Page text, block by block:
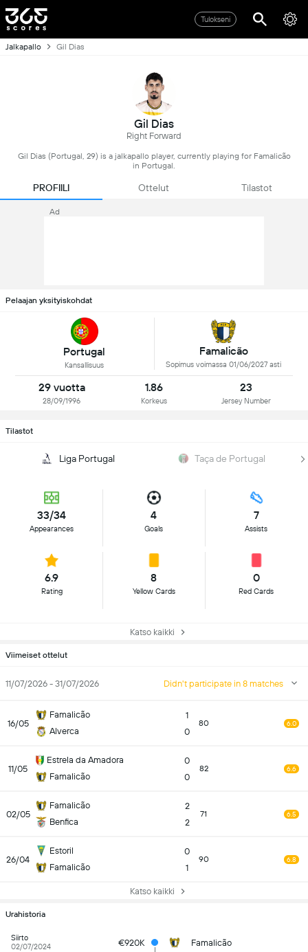
Tulokseni
Jalkapallo Gil Dias
Gil Dias
Right Forward
Gil Dias (Portugal, 29) is a jalkapallo player, currently playing for Famalicão
in Portugal.
PROFIILI Ottelut Tilastot
Ad
Pelaajan yksityiskohdat
Portugal
Kansallisuus
Famalicão
Sopimus voimassa 01/06/2027 asti
29 vuotta
28/09/1996
1.86
Korkeus
23
Jersey Number
Tilastot
Liga Portugal Taça de Portugal
33/34
Appearances
4
Goals
7
Assists
6.9
Rating
8
Yellow Cards
0
Red Cards
Katso kaikki
Viimeiset ottelut
11/07/2026 - 31/07/2026 Didn't participate in 8 matches
16/05
Famalicão
Alverca
1
0
80 6.0
11/05
Estrela da Amadora
Famalicão
0
0
82 6.6
02/05
Famalicão
Benfica
2
2
71 6.5
26/04
Estoril
Famalicão
0
1
90 6.8
Katso kaikki
Urahistoria
Siirto
02/07/2024
€920K Famalicão